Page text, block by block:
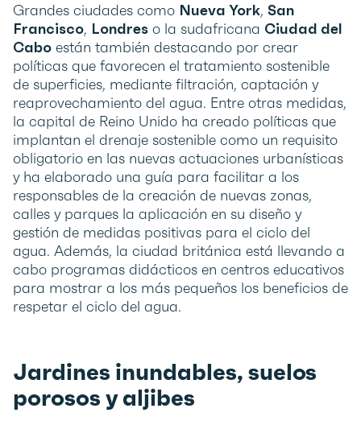
Grandes ciudades como Nueva York, San
Francisco, Londres o la sudafricana Ciudad del
Cabo están también destacando por crear
políticas que favorecen el tratamiento sostenible
de superficies, mediante filtración, captación y
reaprovechamiento del agua. Entre otras medidas,
la capital de Reino Unido ha creado políticas que
implantan el drenaje sostenible como un requisito
obligatorio en las nuevas actuaciones urbanísticas
y ha elaborado una guía para facilitar a los
responsables de la creación de nuevas zonas,
calles y parques la aplicación en su diseño y
gestión de medidas positivas para el ciclo del
agua. Además, la ciudad británica está llevando a
cabo programas didácticos en centros educativos
para mostrar a los más pequeños los beneficios de
respetar el ciclo del agua.
Jardines inundables, suelos
porosos y aljibes